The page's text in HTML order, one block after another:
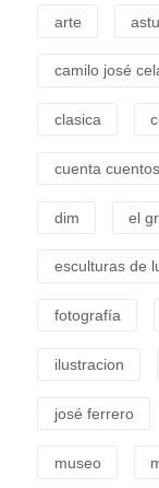
arte
camilo josé
clasica
cuenta cuentos
dim el
esculturas de
fotografía
ilustracion
josé ferrero
museo